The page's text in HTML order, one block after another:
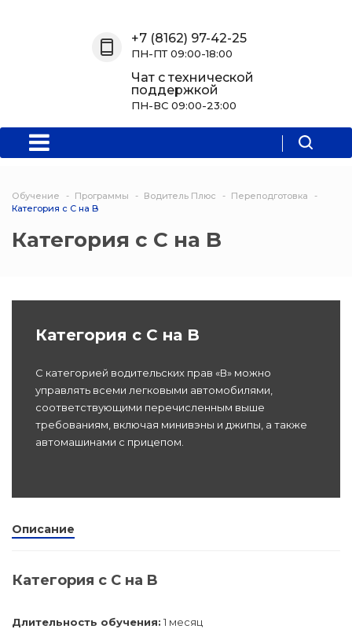
Программы
подготовки
Мероприятия
Информация
+7 (8162) 97-42-25
ПН-ПТ 09:00-18:00
Чат с технической
поддержкой
ПН-ВС 09:00-23:00
Обучение Программы Водитель Плюс
Переподготовка
Категория с C на B
Категория с C на B
Категория с C на B
С категорией водительских прав «В» можно
управлять всеми легковыми автомобилями,
соответствующими перечисленным выше
требованиям, включая минивэны и джипы, а также
автомашинами с прицепом.
Описание
Категория с C на B
Длительность обучения: 1 месяц